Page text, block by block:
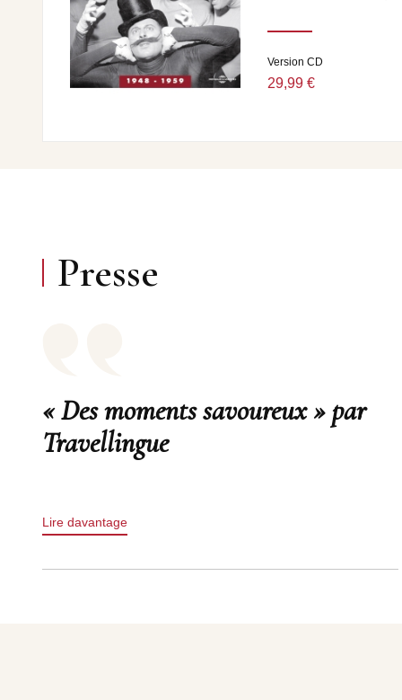
14 - Raymond Devos - Metempsychose 1’25
15 - Denise Benoît - T’en souvient-il ? 1’52
16 - Raymond Devos - Genèse délinquante 0’17
17 - Denise Benoît - Changement d’air 1’02
18 - Raymond Devos - Le petit pithécanthrope 1’25
Les Trois Mousquetaires - Les ferrets de la reine
27 - Première partie 6’32
Version CD
29,99 €
Presse
« Des moments savoureux » par
Travellingue
Lire davantage